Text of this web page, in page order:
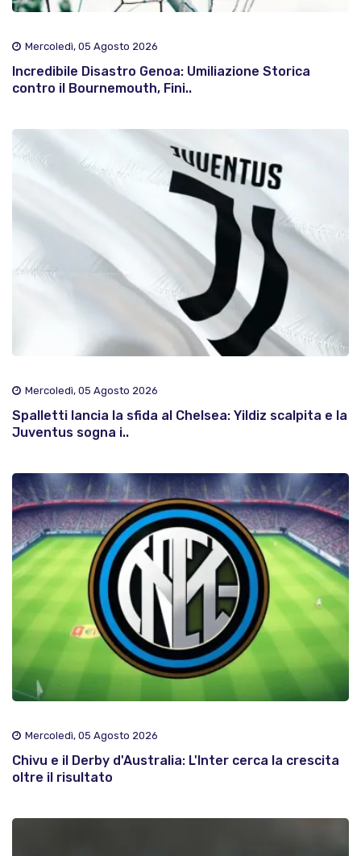
Mercoledì, 05 Agosto 2026
Incredibile Disastro Genoa: Umiliazione Storica
contro il Bournemouth, Fini..
Mercoledì, 05 Agosto 2026
Spalletti lancia la sfida al Chelsea: Yildiz scalpita e la
Juventus sogna i..
Mercoledì, 05 Agosto 2026
Chivu e il Derby d'Australia: L'Inter cerca la crescita
oltre il risultato